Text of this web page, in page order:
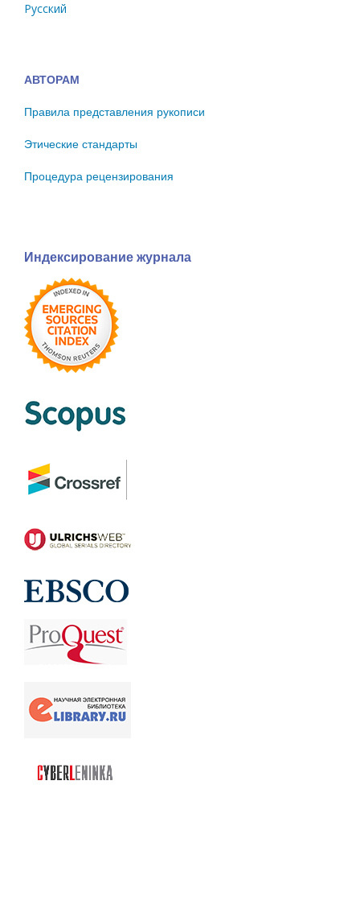
Русский
АВТОРАМ
Правила представления рукописи
Этические стандарты
Процедура рецензирования
Индексирование журнала